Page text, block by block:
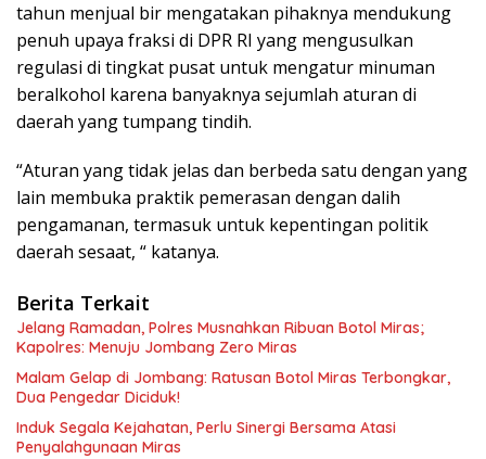
tahun menjual bir mengatakan pihaknya mendukung
penuh upaya fraksi di DPR RI yang mengusulkan
regulasi di tingkat pusat untuk mengatur minuman
beralkohol karena banyaknya sejumlah aturan di
daerah yang tumpang tindih.
“Aturan yang tidak jelas dan berbeda satu dengan yang
lain membuka praktik pemerasan dengan dalih
pengamanan, termasuk untuk kepentingan politik
daerah sesaat, “ katanya.
Berita Terkait
Jelang Ramadan, Polres Musnahkan Ribuan Botol Miras;
Kapolres: Menuju Jombang Zero Miras
Malam Gelap di Jombang: Ratusan Botol Miras Terbongkar,
Dua Pengedar Diciduk!
Induk Segala Kejahatan, Perlu Sinergi Bersama Atasi
Penyalahgunaan Miras